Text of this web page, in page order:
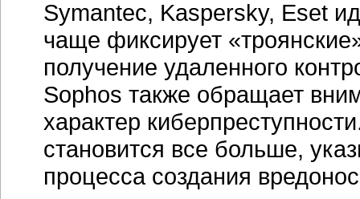
Symantec, Kaspersky, Eset
чаще фиксирует
получение удаленного
Sophos также обращает
характер
становится все больше,
процесса создания